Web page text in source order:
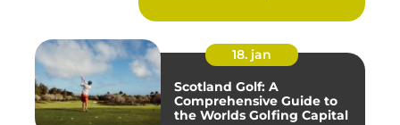
18. jan
Scotland Golf: A
Comprehensive Guide to
the Worlds Golfing Capital